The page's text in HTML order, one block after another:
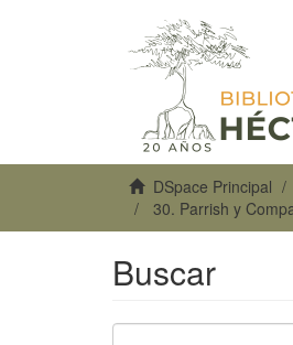
DSpace Principal
30. Parrish y
Buscar